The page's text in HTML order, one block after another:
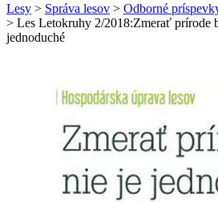
Lesy > Správa lesov > Odborné
> Les Letokruhy 2/2018:Zmerať prírode
jednoduché